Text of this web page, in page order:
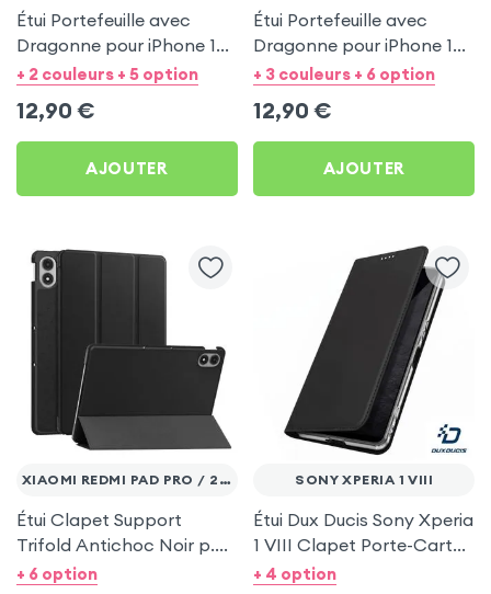
Étui Portefeuille avec
Dragonne pour iPhone 15
Pro Max - Noir Mayaxess
+ 2 couleurs + 5 option
12,90 €
AJOUTER
Étui Portefeuille avec
Dragonne pour iPhone 13 -
Noir Mayaxess
+ 3 couleurs + 6 option
12,90 €
AJOUTER
XIAOMI REDMI PAD PRO / 2 PRO
Étui Clapet Support
Trifold Antichoc Noir p.
Xiaomi Redmi Pad et Pad
+ 6 option
SONY XPERIA 1 VIII
Étui Dux Ducis Sony Xperia
1 VIII Clapet Porte-Carte
Noir
+ 4 option